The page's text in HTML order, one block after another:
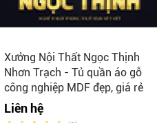
Xưởng Nội Thất Ngọc Thịnh
Nhơn Trạch - Tủ quần áo gỗ
công nghiệp MDF đẹp, giá rẻ
Liên hệ